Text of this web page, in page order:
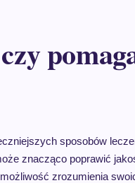
sposobów
znacząco poprawić
zrozumienia